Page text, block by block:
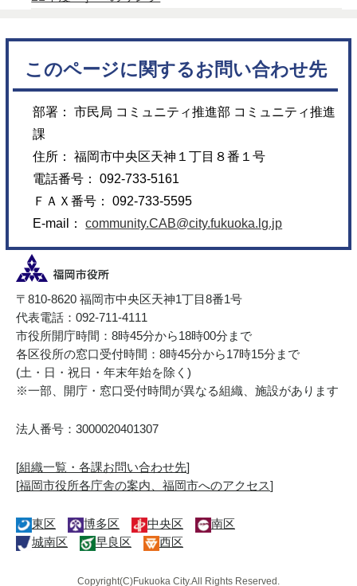
このページに関するお問い合わせ先
部署： 市民局 コミュニティ推進部 コミュニティ推進
課
住所： 福岡市中央区天神１丁目８番１号
電話番号： 092-733-5161
ＦＡＸ番号： 092-733-5595
E-mail：community.CAB@city.fukuoka.lg.jp
〒810-8620 福岡市中央区天神1丁目8番1号
代表電話：092-711-4111
市役所開庁時間：8時45分から18時00分まで
各区役所の窓口受付時間：8時45分から17時15分まで
(土・日・祝日・年末年始を除く)
※一部、開庁・窓口受付時間が異なる組織、施設があります
法人番号：3000020401307
[組織一覧・各課お問い合わせ先]
[福岡市役所各庁舎の案内、福岡市へのアクセス]
東区 博多区 中央区
南区
城南区
早良区 西区
Copyright(C)Fukuoka City.All Rights Reserved.